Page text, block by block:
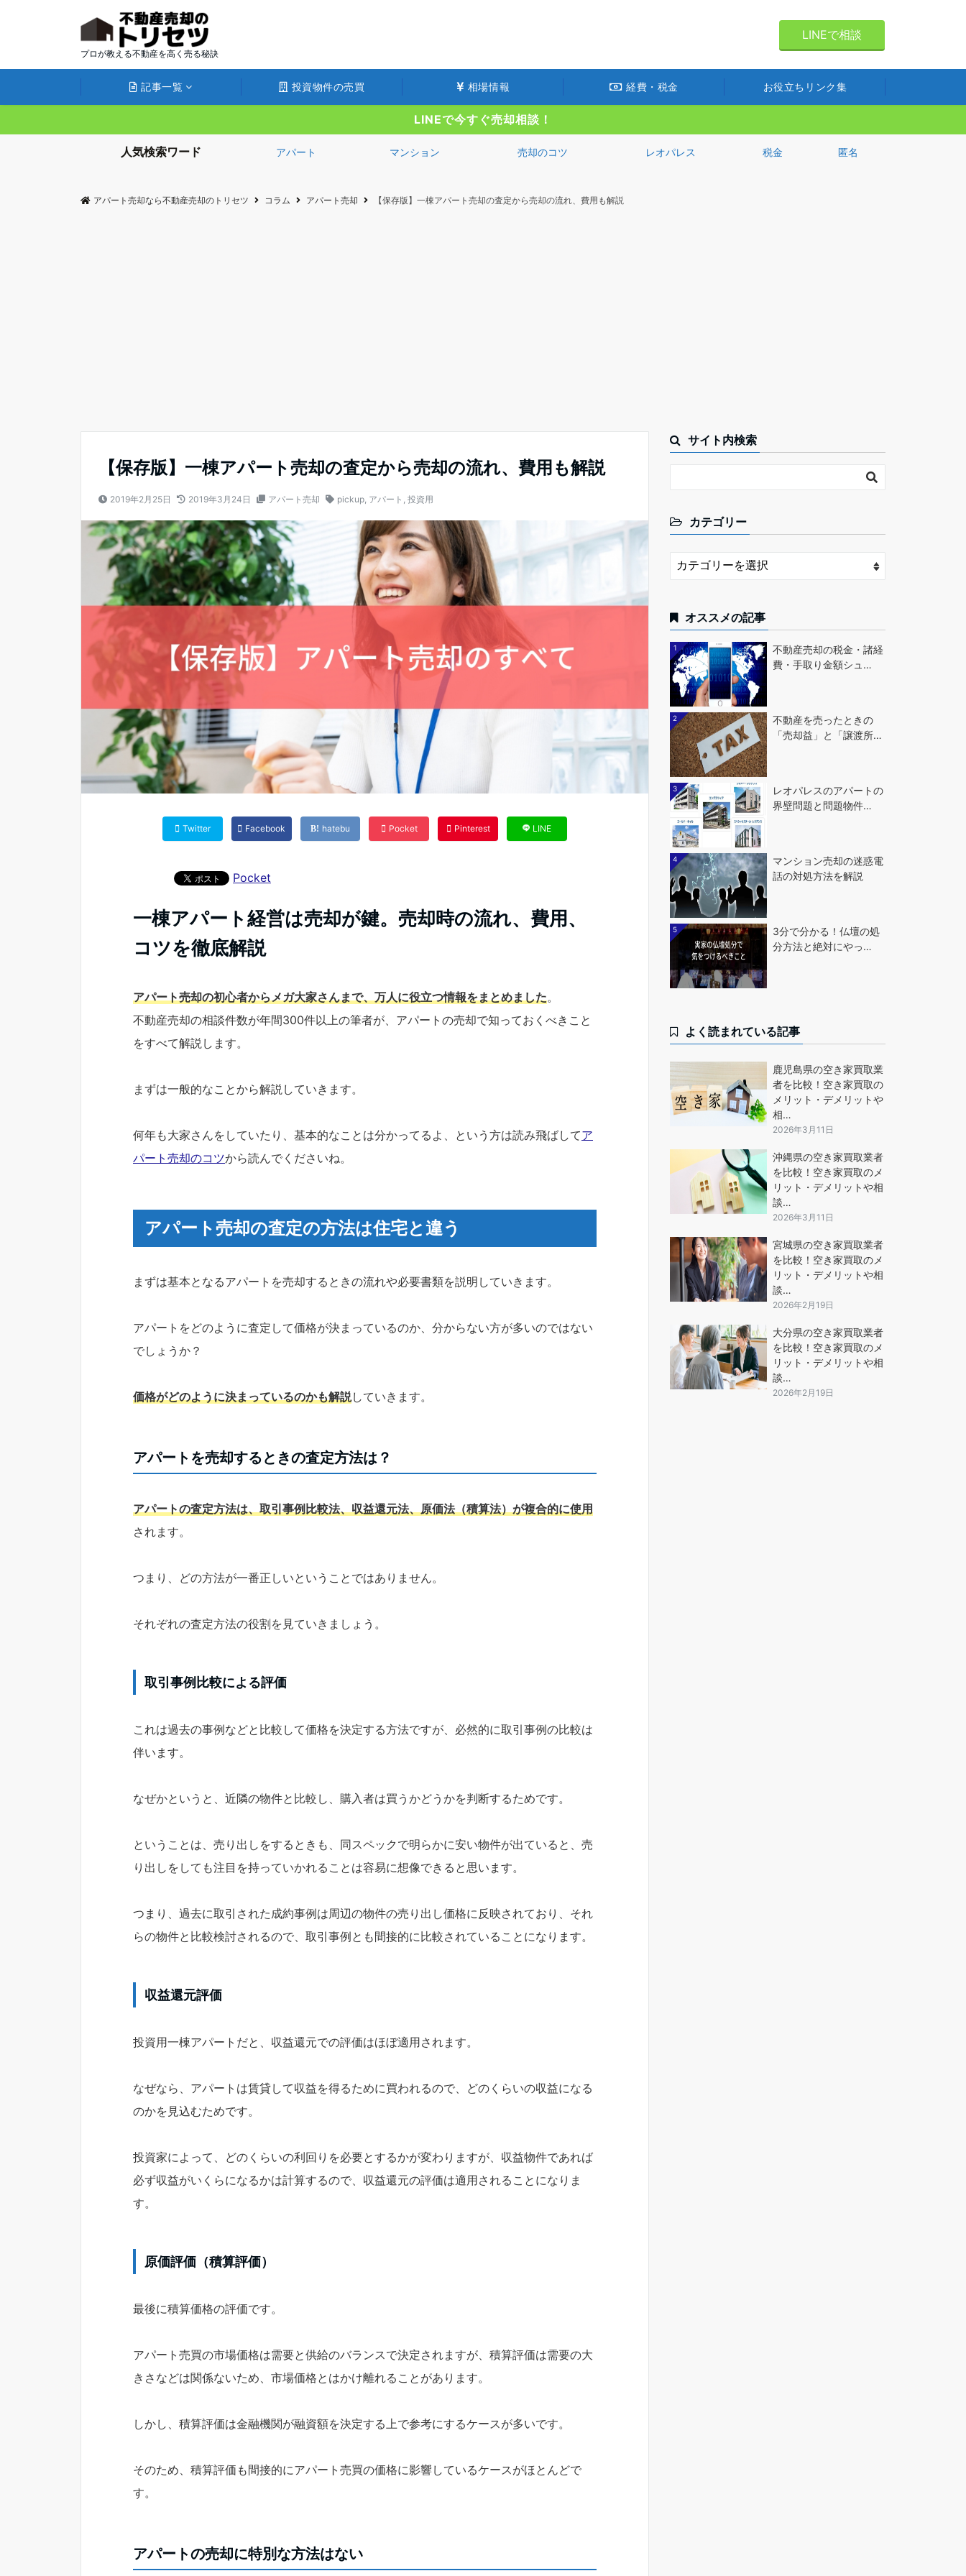
プロが教える不動産を高く売る秘訣
LINEで相談
記事一覧 投資物件の売買 相場情報 経費・税金 お役立ちリンク集
LINEで今すぐ売却相談！
人気検索ワード アパート マンション 売却のコツ レオパレス 税金 匿名
アパート売却なら不動産売却のトリセツ コラム アパート売却 【保存版】一棟アパート売却の査定から売却の流れ、費用も解説
【保存版】一棟アパート売却の査定から売却の流れ、費用も解説
2019年2月25日 2019年3月24日 アパート売却 pickup, アパート , 投資用
Twitter Facebook hatebu Pocket Pinterest LINE
Pocket
一棟アパート経営は売却が鍵。売却時の流れ、費用、
コツを徹底解説
アパート売却の初心者からメガ大家さんまで、万人に役立つ情報をまとめました。
不動産売却の相談件数が年間300件以上の筆者が、アパートの売却で知っておくべきこと
をすべて解説します。
まずは一般的なことから解説していきます。
何年も大家さんをしていたり、基本的なことは分かってるよ、という方は読み飛ばしてア
パート売却のコツから読んでくださいね。
アパート売却の査定の方法は住宅と違う
まずは基本となるアパートを売却するときの流れや必要書類を説明していきます。
アパートをどのように査定して価格が決まっているのか、分からない方が多いのではない
でしょうか？
価格がどのように決まっているのかも解説していきます。
アパートを売却するときの査定方法は？
アパートの査定方法は、取引事例比較法、収益還元法、原価法（積算法）が複合的に使用
されます。
つまり、どの方法が一番正しいということではありません。
それぞれの査定方法の役割を見ていきましょう。
取引事例比較による評価
これは過去の事例などと比較して価格を決定する方法ですが、必然的に取引事例の比較は
伴います。
なぜかというと、近隣の物件と比較し、購入者は買うかどうかを判断するためです。
ということは、売り出しをするときも、同スペックで明らかに安い物件が出ていると、売
り出しをしても注目を持っていかれることは容易に想像できると思います。
つまり、過去に取引された成約事例は周辺の物件の売り出し価格に反映されており、それ
らの物件と比較検討されるので、取引事例とも間接的に比較されていることになります。
収益還元評価
投資用一棟アパートだと、収益還元での評価はほぼ適用されます。
なぜなら、アパートは賃貸して収益を得るために買われるので、どのくらいの収益になる
のかを見込むためです。
投資家によって、どのくらいの利回りを必要とするかが変わりますが、収益物件であれば
必ず収益がいくらになるかは計算するので、収益還元の評価は適用されることになりま
す。
原価評価（積算評価）
最後に積算価格の評価です。
アパート売買の市場価格は需要と供給のバランスで決定されますが、積算評価は需要の大
きさなどは関係ないため、市場価格とはかけ離れることがあります。
しかし、積算評価は金融機関が融資額を決定する上で参考にするケースが多いです。
そのため、積算評価も間接的にアパート売買の価格に影響しているケースがほとんどで
す。
アパートの売却に特別な方法はない
サイト内検索
カテゴリー
オススメの記事
1
不動産売却の税金・諸経
費・手取り金額シュ…
2
不動産を売ったときの
「売却益」と「譲渡所…
3
レオパレスのアパートの
界壁問題と問題物件…
4
マンション売却の迷惑電
話の対処方法を解説
5
3分で分かる！仏壇の処
分方法と絶対にやっ…
よく読まれている記事
鹿児島県の空き家買取業
者を比較！空き家買取の
メリット・デメリットや
相…
2026年3月11日
沖縄県の空き家買取業者
を比較！空き家買取のメ
リット・デメリットや相
談…
2026年3月11日
宮城県の空き家買取業者
を比較！空き家買取のメ
リット・デメリットや相
談…
2026年2月19日
大分県の空き家買取業者
を比較！空き家買取のメ
リット・デメリットや相
談…
2026年2月19日